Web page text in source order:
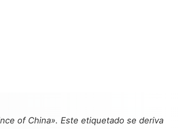
of China». Este etiquetado se deriva